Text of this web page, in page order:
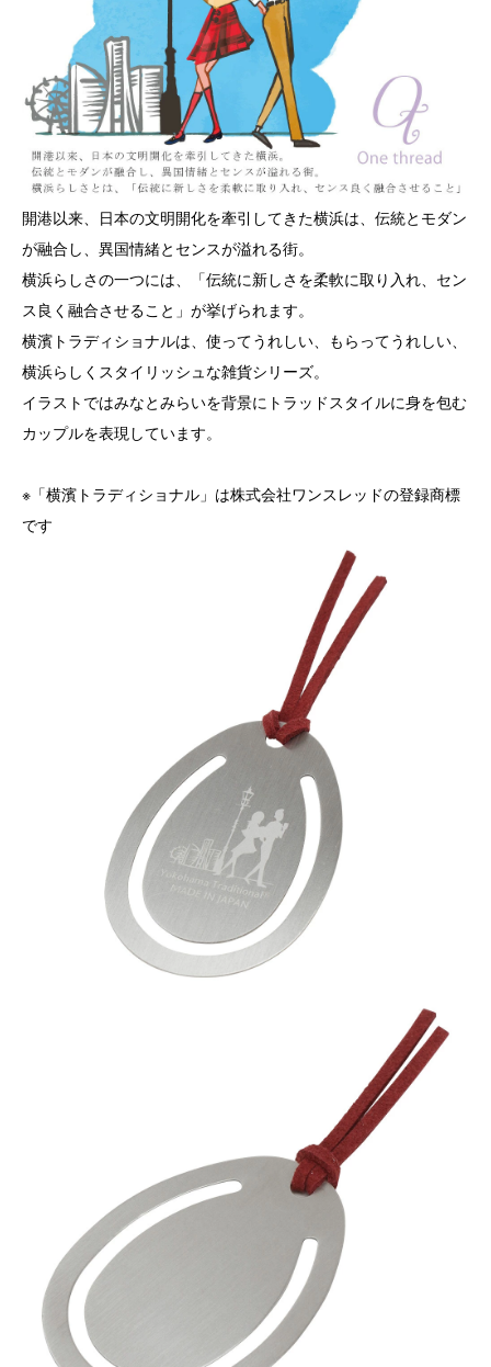
開港以来、日本の文明開化を牽引してきた横浜は、伝統とモダン
が融合し、異国情緒とセンスが溢れる街。
横浜らしさの一つには、「伝統に新しさを柔軟に取り入れ、セン
ス良く融合させること」が挙げられます。
横濱トラディショナルは、使ってうれしい、もらってうれしい、
横浜らしくスタイリッシュな雑貨シリーズ。
イラストではみなとみらいを背景にトラッドスタイルに身を包む
カップルを表現しています。
※「横濱トラディショナル」は株式会社ワンスレッドの登録商標
です